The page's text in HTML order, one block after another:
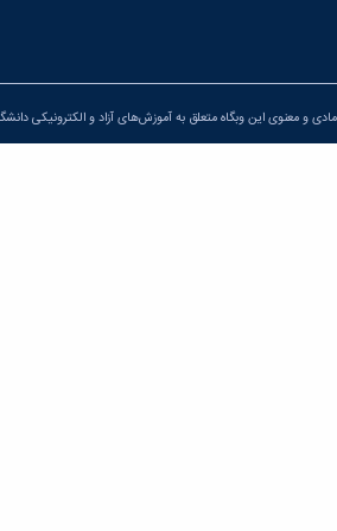
و معنوی این وبگاه متعلق به آموزش‌های آزاد و الکترونیکی